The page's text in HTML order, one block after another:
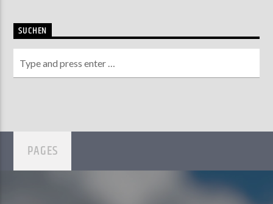
SUCHEN
PAGES